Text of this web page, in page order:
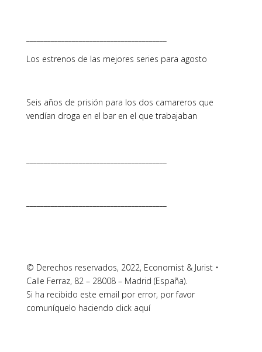
Los estrenos de las mejores series para agosto
Seis años de prisión para los dos camareros que
vendían droga en el bar en el que trabajaban
© Derechos reservados, 2022, Economist & Jurist •
Calle Ferraz, 82 – 28008 – Madrid (España).
Si ha recibido este email por error, por favor
comuníquelo haciendo click aquí